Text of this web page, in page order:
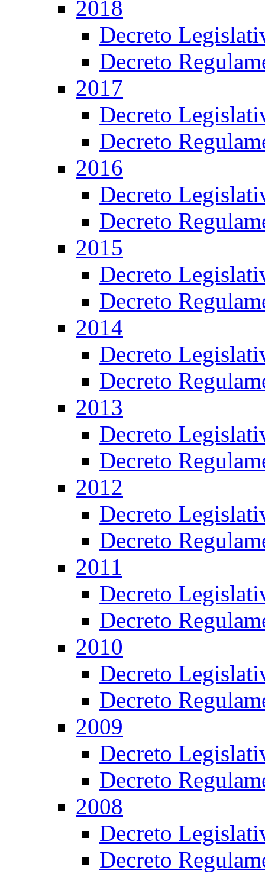
2018
Decreto
Decreto
2017
Decreto
Decreto
2016
Decreto
Decreto
2015
Decreto
Decreto
2014
Decreto
Decreto
2013
Decreto
Decreto
2012
Decreto
Decreto
2011
Decreto
Decreto
2010
Decreto
Decreto
2009
Decreto
Decreto
2008
Decreto
Decreto